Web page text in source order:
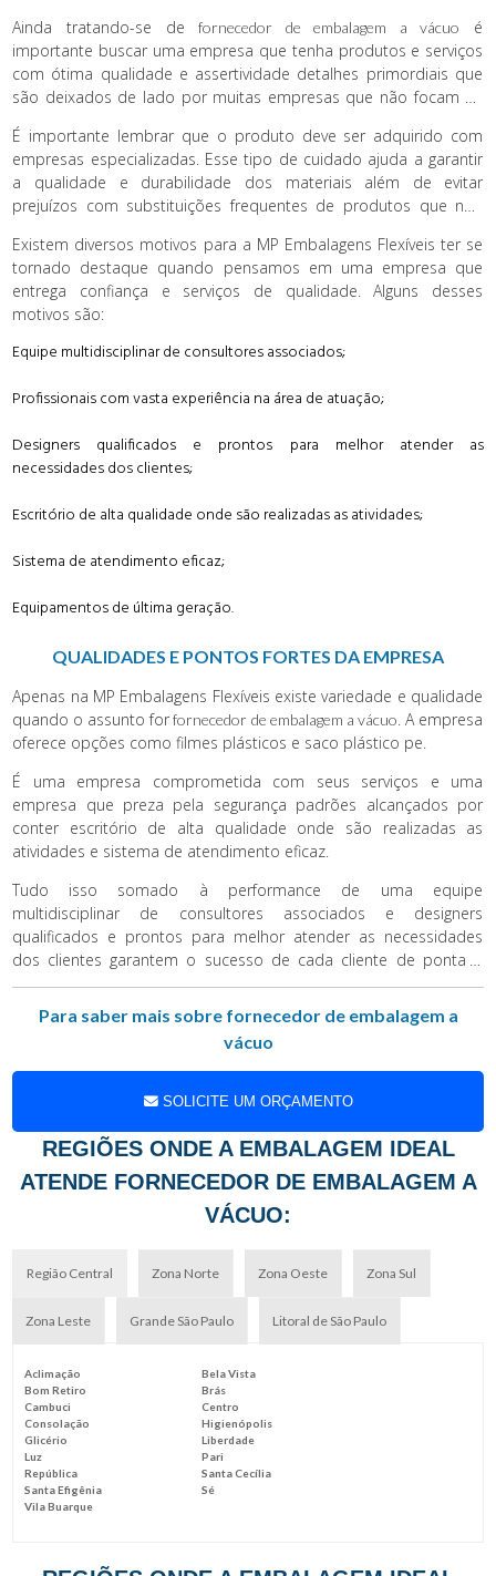
Ainda tratando-se defornecedor de embalagem a vácuo
importante buscar uma empresa que tenha produtos e serviços
com ótima qualidade e assertividade detalhes primordiais que
são deixados de lado por muitas empresas que não focam na
É importante lembrar que o produto deve ser adquirido com
empresas especializadas. Esse tipo de cuidado ajuda a garantir
a qualidade e durabilidade dos materiais além de evitar
prejuízos com substituições frequentes de produtos que não
poupar gastos desnecessários.
Existem diversos motivos para a MP Embalagens Flexíveis ter se
tornado destaque quando pensamos em uma empresa que
entrega confiança e serviços de qualidade. Alguns desses
motivos são:
Equipe multidisciplinar de consultores associados;
Profissionais com vasta experiência na área de atuação;
Designers qualificados e prontos para melhor atender as
necessidades dos clientes;
Escritório de alta qualidade onde são realizadas as atividades;
Sistema de atendimento eficaz;
Equipamentos de última geração.
QUALIDADES E PONTOS FORTES DA EMPRESA
Apenas na MP Embalagens Flexíveis existe variedade e qualidade
quando o assunto forfornecedor de embalagem a vácuo. A empresa
oferece opções como filmes plásticos e saco plástico pe.
É uma empresa comprometida com seus serviços e uma
empresa que preza pela segurança padrões alcançados por
conter escritório de alta qualidade onde são realizadas as
atividades e sistema de atendimento eficaz.
Tudo isso somado à performance de uma equipe
multidisciplinar de consultores associados e designers
qualificados e prontos para melhor atender as necessidades
dos clientes garantem o sucesso de cada cliente de ponta a
ponta.
Para saber mais sobre fornecedor de embalagem a
vácuo
SOLICITE UM ORÇAMENTO
REGIÕES ONDE A EMBALAGEM IDEAL
ATENDE FORNECEDOR DE EMBALAGEM A
VÁCUO:
Região Central Zona Norte Zona Oeste Zona Sul
Zona Leste Grande São Paulo Litoral de São Paulo
Aclimação
Bela Vista
Bom Retiro
Brás
Cambuci
Centro
Consolação
Higienópolis
Glicério
Liberdade
Luz
Pari
República
Santa Cecília
Santa Efigênia
Sé
Vila Buarque